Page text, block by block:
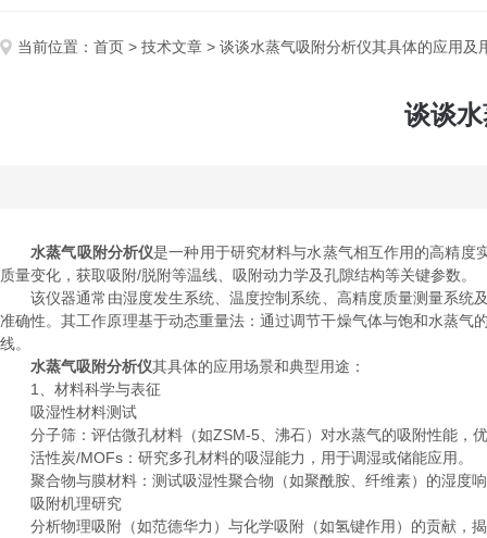
当前位置： 首页 > 技术文章 > 谈谈水蒸气吸附分析仪其具体的应用及
谈谈
水蒸气吸附分析仪是一种用于研究材料与水蒸气相互作用的高精度
质量变化，获取吸附/脱附等温线、吸附动力学及孔隙结构等关键参数。
该仪器通常由湿度发生系统、温度控制系统、高精度质量测量系统
准确性。其工作原理基于动态重量法：通过调节干燥气体与饱和水蒸
线。
水蒸气吸附分析仪其具体的应用场景和典型用途：
1、材料科学与表征
吸湿性材料测试
分子筛：评估微孔材料（如ZSM-5、沸石）对水蒸气的吸附性能，
活性炭/MOFs：研究多孔材料的吸湿能力，用于调湿或储能应用。
聚合物与膜材料：测试吸湿性聚合物（如聚酰胺、纤维素）的湿度
吸附机理研究
分析物理吸附（如范德华力）与化学吸附（如氢键作用）的贡献，